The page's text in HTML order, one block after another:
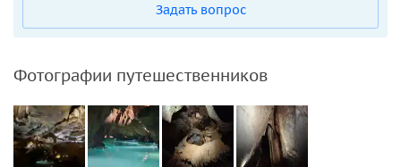
Задать вопрос
Фотографии путешественников